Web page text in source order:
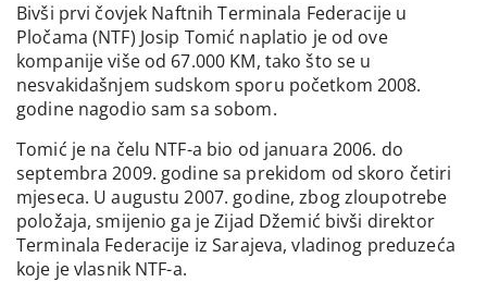
Bivši prvi čovjek Naftnih Terminala Federacije u
Pločama (NTF) Josip Tomić naplatio je od ove
kompanije više od 67.000 KM, tako što se u
nesvakidašnjem sudskom sporu početkom 2008.
godine nagodio sam sa sobom.
Tomić je na čelu NTF-a bio od januara 2006. do
septembra 2009. godine sa prekidom od skoro četiri
mjeseca. U augustu 2007. godine, zbog zloupotrebe
položaja, smijenio ga je Zijad Džemić bivši direktor
Terminala Federacije iz Sarajeva, vladinog preduzeća
koje je vlasnik NTF-a.